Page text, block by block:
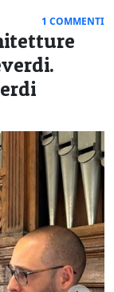
1 COMMENTI